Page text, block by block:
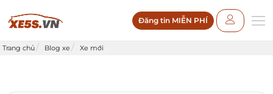
Đăng tin MIỄN PHÍ
Trang chủ Blog xe Xe mới